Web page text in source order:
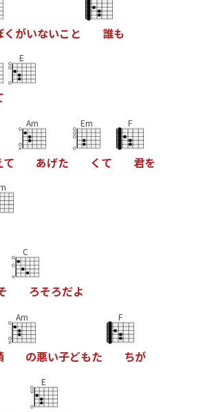
く がいないこ と 誰も
E
て
Am
あげた
Em
く て
F
君を
C
ろそろだよ
Am
の悪い子どもた
F
ちが
E